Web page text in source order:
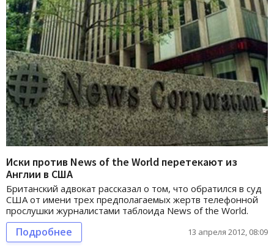
Иски против News of the World перетекают из
Англии в США
Британский адвокат рассказал о том, что обратился в суд
США от имени трех предполагаемых жертв телефонной
прослушки журналистами таблоида News of the World.
Подробнее 13 апреля 2012, 08:09